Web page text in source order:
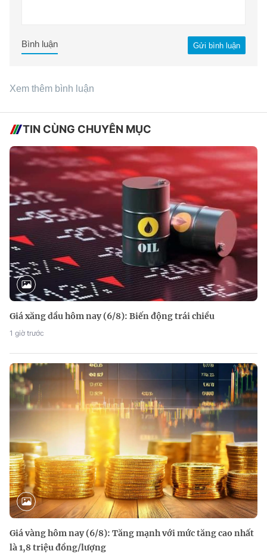
Gửi bình luận
Bình luận
Xem thêm bình luận
TIN CÙNG CHUYÊN MỤC
Giá xăng dầu hôm nay (6/8): Biến động trái chiều
1 giờ trước
Giá vàng hôm nay (6/8): Tăng mạnh với mức tăng cao nhất
là 1,8 triệu đồng/lượng